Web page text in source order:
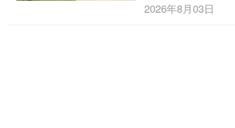
2026年8月03日